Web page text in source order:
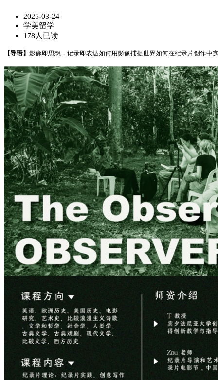
2025-03-24
学美留学
178人已读
【导语】 影像即思想，记录即表达如何用影像捕捉世界如何在纪录片创作